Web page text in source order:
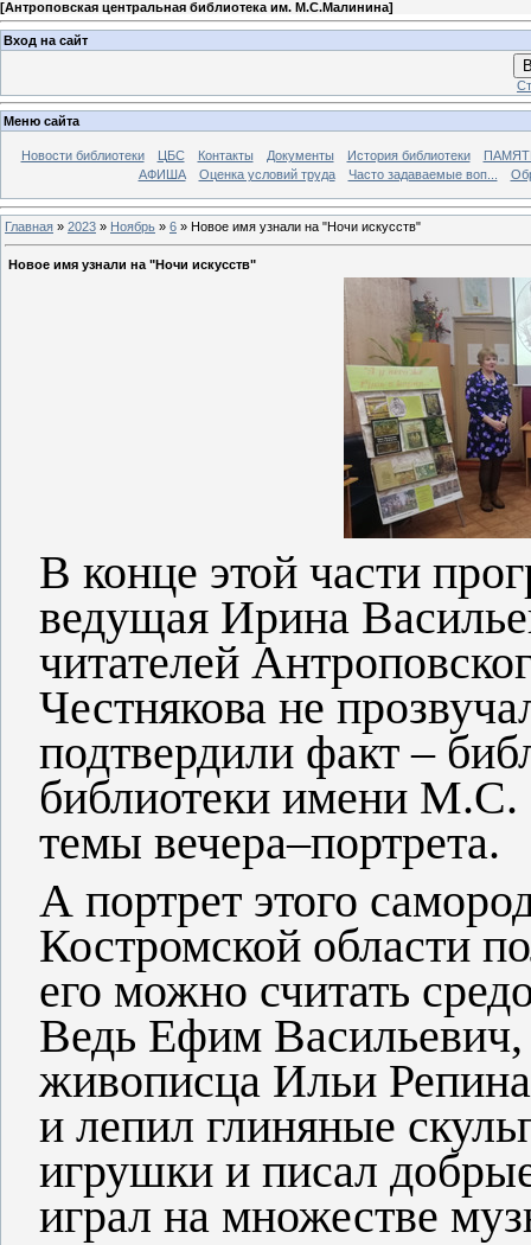
[Антроповская центральная библиотека им. М.С.Малинина]
Вход на сайт
Меню сайта
Новости библиотеки ЦБС Контакты Документы История библиотеки
АФИША
Оценка условий труда Часто задаваемые воп...
Главная » 2023 » Ноябрь » 6 » Новое имя узнали на "Ночи искусств"
Новое имя узнали на "Ночи искусств"
В конце этой части
ведущая Ирина
читателей
Честнякова не
подтвердили факт –
библиотеки имени
темы вечера–портрета.
А портрет этого
Костромской области
его можно считать
Ведь Ефим Васильевич,
живописца Ильи
и лепил глиняные
игрушки и писал
играл на множестве